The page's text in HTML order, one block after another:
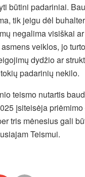
būtini padariniai.
tik jeigu dėl
negalima visiškai
veiklos, jo
dydžio ar
padarinių nekilo.
teismo nutartis
įsiteisėja
tris mėnesius gali
Teismui.